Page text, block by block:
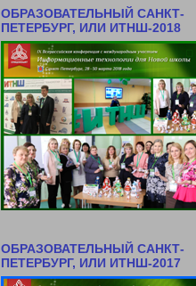
ОБРАЗОВАТЕЛЬНЫЙ САНКТ-
ПЕТЕРБУРГ, ИЛИ ИТНШ-2018
ОБРАЗОВАТЕЛЬНЫЙ САНКТ-
ПЕТЕРБУРГ, ИЛИ ИТНШ-2017